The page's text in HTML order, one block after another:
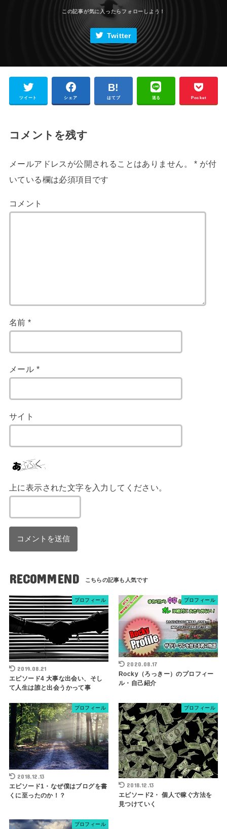
Twitter
ツイート シェア はてブ 送る Pocket
コメントを残す
メールアドレスが公開されることはありません。 * が付
いている欄は必須項目です
コメント
名前*
メール *
サイト
上に表示された文字を入力してください。
RECOMMEND
プロフィール
2019.08.21
エピソード4 大事な出会い、そし
て人生は誰と出会うかって事
プロフィール
2020.08.17
Rocky（ろっきー）のプロフィー
ル・自己紹介
プロフィール
2018.12.13
エピソード1・なぜ僕はブログを書
くに至ったのか！？
プロフィール
2018.12.13
エピソード2・ 個人で稼ぐ方法を
見つけていく
プロフィール